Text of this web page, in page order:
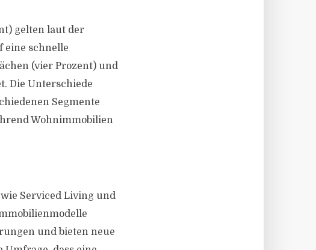
gelten laut der
eine schnelle
(vier Prozent) und
Die Unterschiede
Segmente
Wohnimmobilien
Serviced Living und
und bieten neue